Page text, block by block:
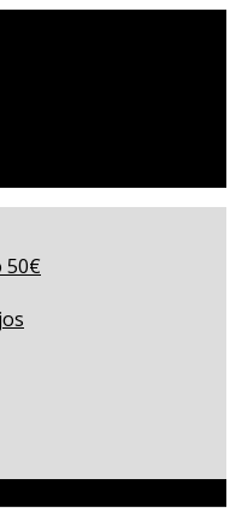
50€